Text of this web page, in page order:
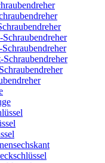
Schraubendreher